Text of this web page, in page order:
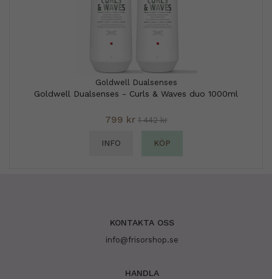
Goldwell Dualsenses
Goldwell Dualsenses - Curls & Waves duo 1000ml
799 kr 1 442 kr
INFO KÖP
KONTAKTA OSS
info@frisorshop.se
HANDLA